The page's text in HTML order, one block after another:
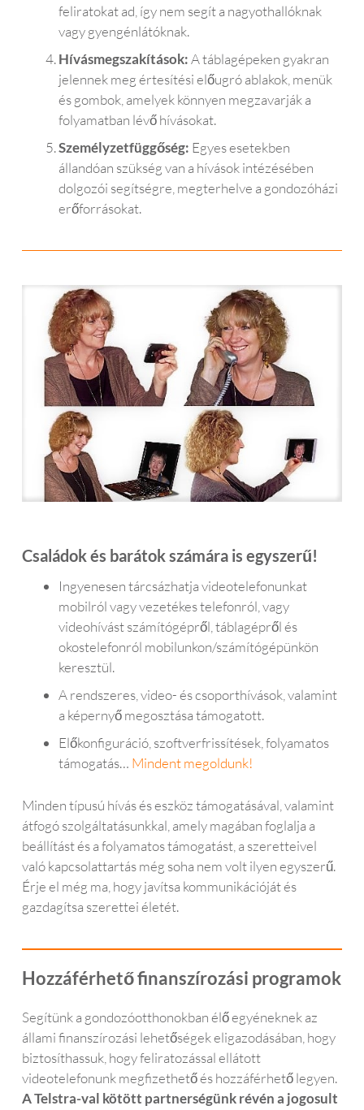
feliratokat ad, így nem segít a nagyothallóknak
vagy gyengénlátóknak.
Hívásmegszakítások:A táblagépeken gyakran
jelennek meg értesítési előugró ablakok, menük
és gombok, amelyek könnyen megzavarják a
folyamatban lévő hívásokat.
Személyzetfüggőség: Egyes esetekben
állandóan szükség van a hívások intézésében
dolgozói segítségre, megterhelve a gondozóházi
erőforrásokat.
Családok és barátok számára is egyszerű!
Ingyenesen tárcsázhatja videotelefonunkat
mobilról vagy vezetékes telefonról, vagy
videohívást számítógépről, táblagépről és
okostelefonról mobilunkon/számítógépünkön
keresztül.
A rendszeres, video- és csoporthívások, valamint
a képernyő megosztása támogatott.
Előkonfiguráció, szoftverfrissítések, folyamatos
támogatás… Mindent megoldunk!
Minden típusú hívás és eszköz támogatásával, valamint
átfogó szolgáltatásunkkal, amely magában foglalja a
beállítást és a folyamatos támogatást, a szeretteivel
való kapcsolattartás még soha nem volt ilyen egyszerű.
Érje el még ma, hogy javítsa kommunikációját és
gazdagítsa szerettei életét.
Hozzáférhető finanszírozási programok
Segítünk a gondozóotthonokban élő egyéneknek az
állami finanszírozási lehetőségek eligazodásában, hogy
biztosíthassuk, hogy feliratozással ellátott
videotelefonunk megfizethető és hozzáférhető legyen.
A Telstra-val kötött partnerségünk révén a jogosult